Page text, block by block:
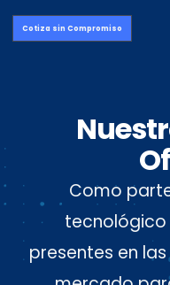
Skip
Cotiza sin Compromiso
Como
presentes en